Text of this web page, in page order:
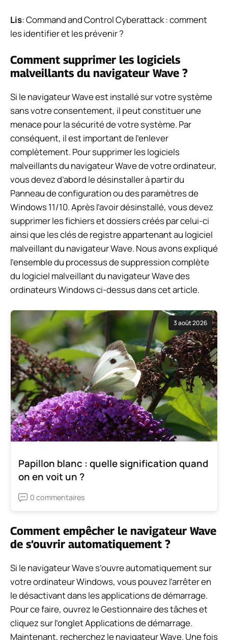
Lis: Command and Control Cyberattack : comment
les identifier et les prévenir ?
Comment supprimer les logiciels
malveillants du navigateur Wave ?
Si le navigateur Wave est installé sur votre système
sans votre consentement, il peut constituer une
menace pour la sécurité de votre système. Par
conséquent, il est important de l’enlever
complètement. Pour supprimer les logiciels
malveillants du navigateur Wave de votre ordinateur,
vous devez d’abord le désinstaller à partir du
Panneau de configuration ou des paramètres de
Windows 11/10. Après l’avoir désinstallé, vous devez
supprimer les fichiers et dossiers créés par celui-ci
ainsi que les clés de registre appartenant au logiciel
malveillant du navigateur Wave. Nous avons expliqué
l’ensemble du processus de suppression complète
du logiciel malveillant du navigateur Wave des
ordinateurs Windows ci-dessus dans cet article.
3 août 2026
Papillon blanc : quelle signification quand
on en voit un ?
0 commentaires
Comment empêcher le navigateur Wave
de s’ouvrir automatiquement ?
Si le navigateur Wave s’ouvre automatiquement sur
votre ordinateur Windows, vous pouvez l’arrêter en
le désactivant dans les applications de démarrage.
Pour ce faire, ouvrez le Gestionnaire des tâches et
cliquez sur l’onglet Applications de démarrage.
Maintenant, recherchez le navigateur Wave. Une fois